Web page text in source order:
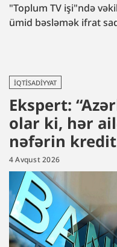
"Toplum TV işi"ndə
ümid bəsləmək ifrat
İQTISADIYYAT
Ekspert:
olar ki, hər
nəfərin
4 Avqust 2026